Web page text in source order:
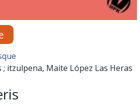
; itzulpena, Maite López Las Heras